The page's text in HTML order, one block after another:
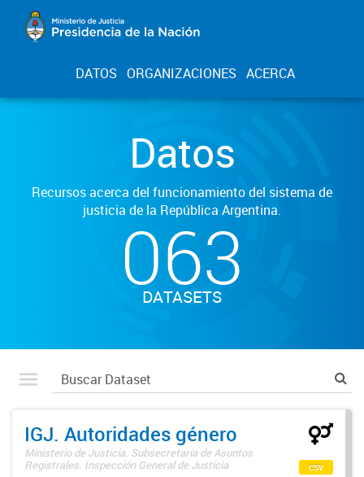
DATOS ORGANIZACIONES ACERCA
Datos
Recursos acerca del funcionamiento del sistema de
justicia de la República Argentina.
063
DATASETS
IGJ. Autoridades género
Ministerio de Justicia. Subsecretaría de Asuntos
Registrales. Inspección General de Justicia
csv